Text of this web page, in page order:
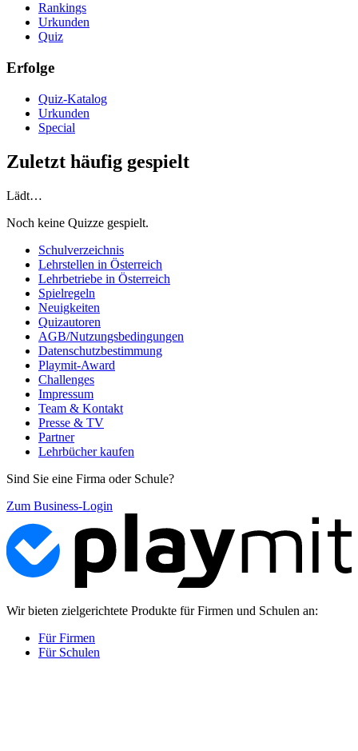
Rankings
Urkunden
Quiz
Erfolge
Quiz-Katalog
Urkunden
Special
Zuletzt häufig gespielt
Lädt…
Noch keine Quizze gespielt.
Schulverzeichnis
Lehrstellen in Österreich
Lehrbetriebe in Österreich
Spielregeln
Neuigkeiten
Quizautoren
AGB/Nutzungsbedingungen
Datenschutzbestimmung
Playmit-Award
Challenges
Impressum
Team & Kontakt
Presse & TV
Partner
Lehrbücher kaufen
Sind Sie eine Firma oder Schule?
Zum Business-Login
Wir bieten zielgerichtete Produkte für Firmen und Schulen an:
Für Firmen
Für Schulen